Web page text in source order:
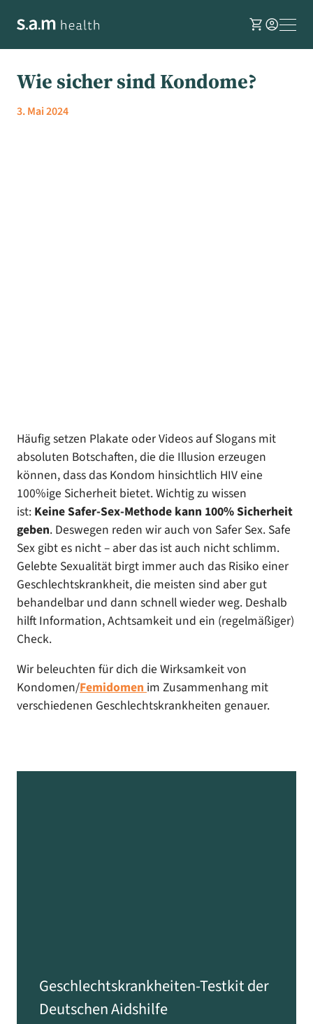
shopping_cartaccount_circle
Wie sicher sind Kondome?
3. Mai 2024
Häufig setzen Plakate oder Videos auf Slogans mit
absoluten Botschaften, die die Illusion erzeugen
können, dass das Kondom hinsichtlich HIV eine
100%ige Sicherheit bietet. Wichtig zu wissen
ist: Keine Safer-Sex-Methode kann 100% Sicherheit
geben. Deswegen reden wir auch von Safer Sex. Safe
Sex gibt es nicht – aber das ist auch nicht schlimm.
Gelebte Sexualität birgt immer auch das Risiko einer
Geschlechtskrankheit, die meisten sind aber gut
behandelbar und dann schnell wieder weg. Deshalb
hilft Information, Achtsamkeit und ein (regelmäßiger)
Check.
Wir beleuchten für dich die Wirksamkeit von
Kondomen/Femidomenim Zusammenhang mit
verschiedenen Geschlechtskrankheiten genauer.
Geschlechtskrankheiten-Testkit der
Deutschen Aidshilfe